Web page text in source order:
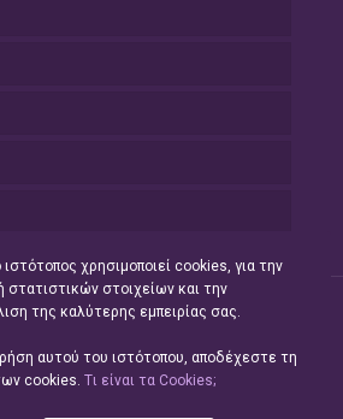
τηςHellas Press Media
Ανάπτυξη
χρησιμοποιεί cookies, για την
στατιστικών στοιχείων και την
της καλύτερης εμπειρίας σας.
αυτού του ιστότοπου, αποδέχεστε τη
cookies. Tι είναι τα Cookies;